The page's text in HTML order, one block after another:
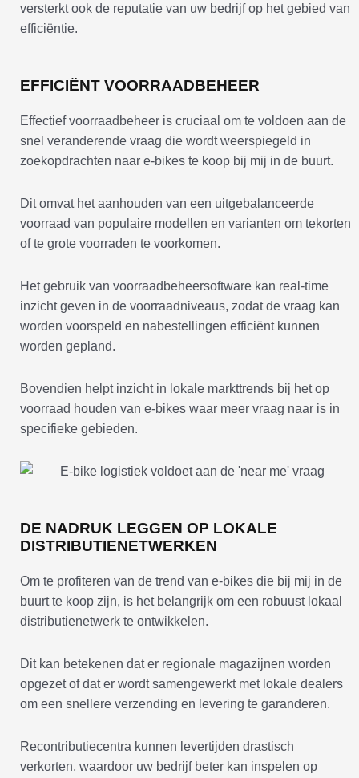
versterkt ook de reputatie van uw bedrijf op het gebied van
efficiëntie.
EFFICIËNT VOORRAADBEHEER
Effectief voorraadbeheer is cruciaal om te voldoen aan de
snel veranderende vraag die wordt weerspiegeld in
zoekopdrachten naar e-bikes te koop bij mij in de buurt.
Dit omvat het aanhouden van een uitgebalanceerde
voorraad van populaire modellen en varianten om tekorten
of te grote voorraden te voorkomen.
Het gebruik van voorraadbeheersoftware kan real-time
inzicht geven in de voorraadniveaus, zodat de vraag kan
worden voorspeld en nabestellingen efficiënt kunnen
worden gepland.
Bovendien helpt inzicht in lokale markttrends bij het op
voorraad houden van e-bikes waar meer vraag naar is in
specifieke gebieden.
DE NADRUK LEGGEN OP LOKALE
DISTRIBUTIENETWERKEN
Om te profiteren van de trend van e-bikes die bij mij in de
buurt te koop zijn, is het belangrijk om een robuust lokaal
distributienetwerk te ontwikkelen.
Dit kan betekenen dat er regionale magazijnen worden
opgezet of dat er wordt samengewerkt met lokale dealers
om een snellere verzending en levering te garanderen.
Recontributiecentra kunnen levertijden drastisch
verkorten, waardoor uw bedrijf beter kan inspelen op